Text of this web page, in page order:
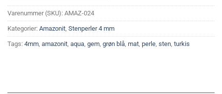
Varenummer (SKU): AMAZ-024
Kategorier: Amazonit, Stenperler 4 mm
Tags: 4mm, amazonit, aqua, gem, grøn blå, mat, perle, sten, turkis